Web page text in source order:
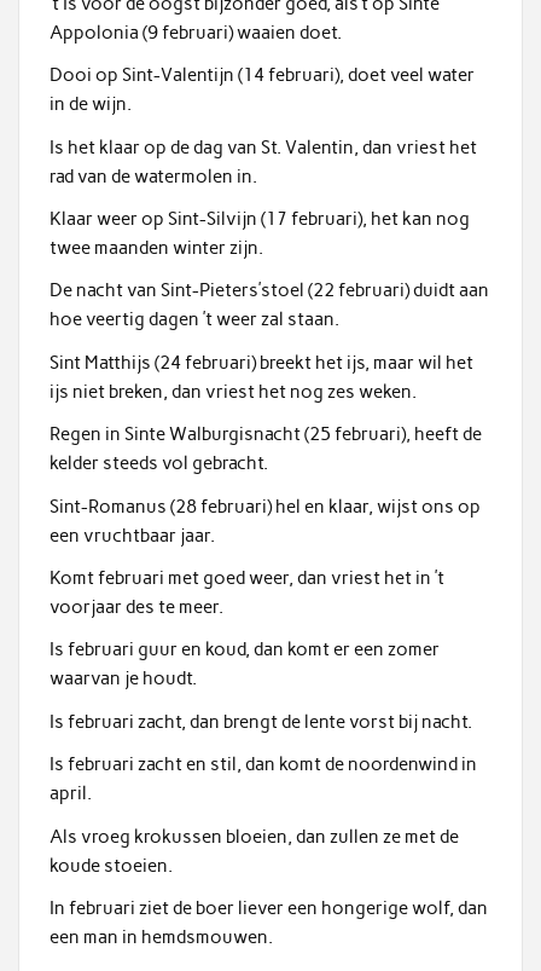
Appolonia (9 februari) waaien doet.
Dooi op Sint-Valentijn (14 februari), doet veel water
in de wijn.
Is het klaar op de dag van St. Valentin, dan vriest het
rad van de watermolen in.
Klaar weer op Sint-Silvijn (17 februari), het kan nog
twee maanden winter zijn.
De nacht van Sint-Pieters’stoel (22 februari) duidt aan
hoe veertig dagen ’t weer zal staan.
Sint Matthijs (24 februari) breekt het ijs, maar wil het
ijs niet breken, dan vriest het nog zes weken.
Regen in Sinte Walburgisnacht (25 februari), heeft de
kelder steeds vol gebracht.
Sint-Romanus (28 februari) hel en klaar, wijst ons op
een vruchtbaar jaar.
Komt februari met goed weer, dan vriest het in ’t
voorjaar des te meer.
Is februari guur en koud, dan komt er een zomer
waarvan je houdt.
Is februari zacht, dan brengt de lente vorst bij nacht.
Is februari zacht en stil, dan komt de noordenwind in
april.
Als vroeg krokussen bloeien, dan zullen ze met de
koude stoeien.
In februari ziet de boer liever een hongerige wolf, dan
een man in hemdsmouwen.